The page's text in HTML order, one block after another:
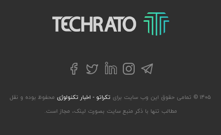
تکراتو – زندگی با تکنولوژی
تلگراماینستاگرام
لینکداینتوییترفیسبوک
۱۴۰۵ © تمامی حقوق این وب سایت برای تکراتو - اخبار تکنولوژی محفوظ بوده و نقل
مطالب تنها با ذکر منبع سایت بصورت لینک، مجاز است.